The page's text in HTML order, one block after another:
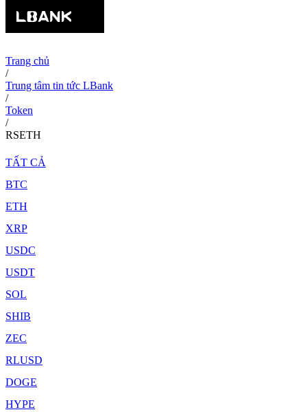
Trang chủ
/
Trung tâm tin tức LBank
/
Token
/
RSETH
TẤT CẢ
BTC
ETH
XRP
USDC
USDT
SOL
SHIB
ZEC
RLUSD
DOGE
HYPE